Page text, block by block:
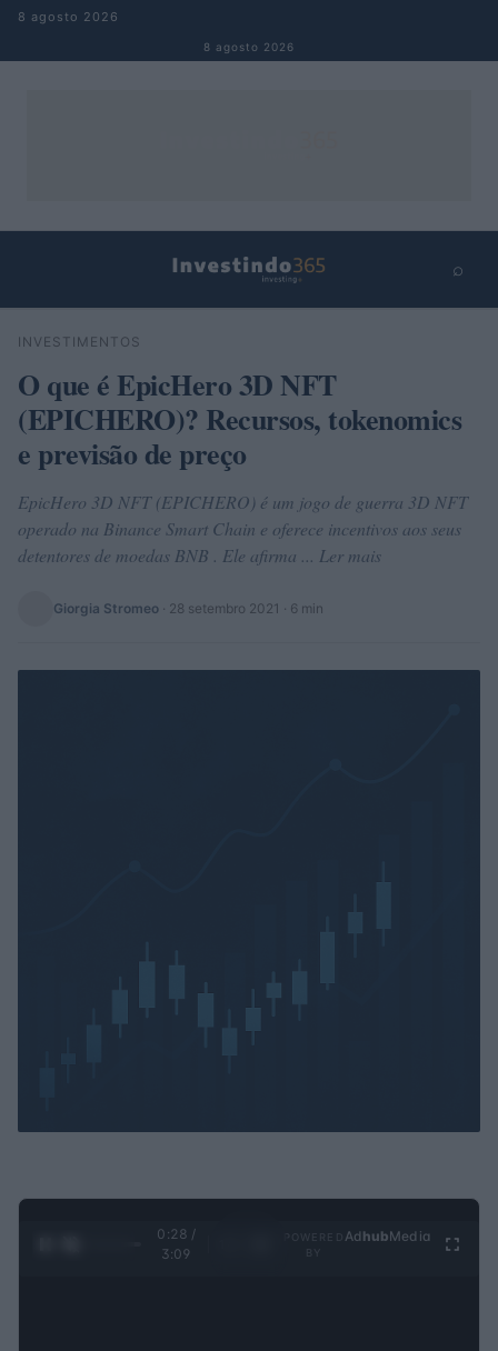
Pular para o conteúdo
8 agosto 2026
8 agosto 2026
⌕
Buscar
INVESTIMENTOS
O que é EpicHero 3D NFT
(EPICHERO)? Recursos, tokenomics
e previsão de preço
EpicHero 3D NFT (EPICHERO) é um jogo de guerra 3D NFT
operado na Binance Smart Chain e oferece incentivos aos seus
detentores de moedas BNB . Ele afirma ... Ler mais
Giorgia Stromeo · 28 setembro 2021 · 6 min
0:29 /
3:09
Ad hubMedia